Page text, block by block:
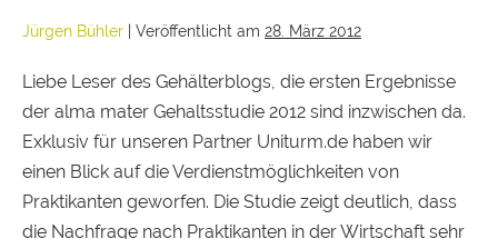
Jürgen Bühler Veröffentlicht am 28. März 2012
Liebe Leser des Gehälterblogs, die ersten Ergebnisse
der alma mater Gehaltsstudie 2012 sind inzwischen da.
Exklusiv für unseren Partner Uniturm.de haben wir
einen Blick auf die Verdienstmöglichkeiten von
Praktikanten geworfen. Die Studie zeigt deutlich, dass
die Nachfrage nach Praktikanten in der Wirtschaft sehr